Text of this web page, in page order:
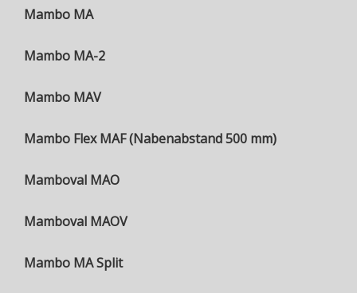
Mambo MA
Mambo MA-2
Mambo MAV
Mambo Flex MAF (Nabenabstand 500 mm)
Mamboval MAO
Mamboval MAOV
Mambo MA Split